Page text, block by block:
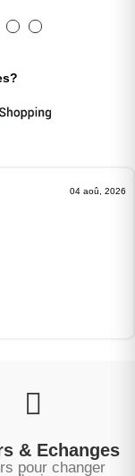
04 aoû, 2026
& Echanges
pour changer